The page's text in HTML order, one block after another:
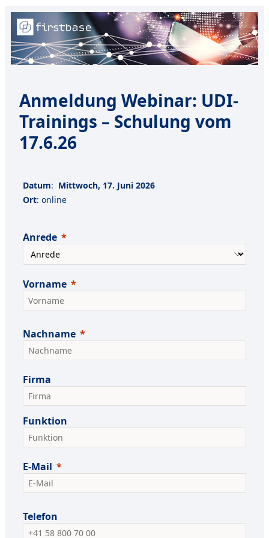
Anmeldung Webinar: UDI-
Trainings – Schulung vom
17.6.26
Datum: Mittwoch, 17. Juni 2026
Ort: online
Anrede
Vorname
Nachname
Firma
Funktion
E-Mail
Telefon